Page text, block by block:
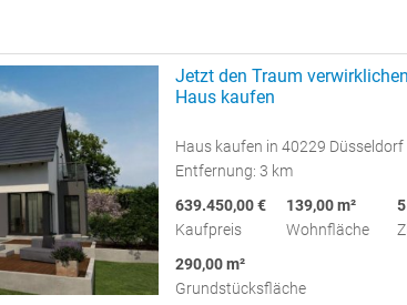
Jetzt den Traum
Haus kaufen
Haus kaufen in 40229 Düsseldorf
Entfernung: 3 km
639.450,00 €
Kaufpreis
139,00 m²
Wohnfläche
5
290,00 m²
Grundstücksfläche